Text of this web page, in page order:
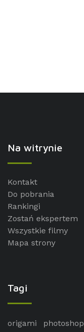
Na witrynie
Kontakt
Do pobrania
Rankingi
Zostań ekspertem
Wszystkie filmy
Mapa strony
Tagi
origami photoshop